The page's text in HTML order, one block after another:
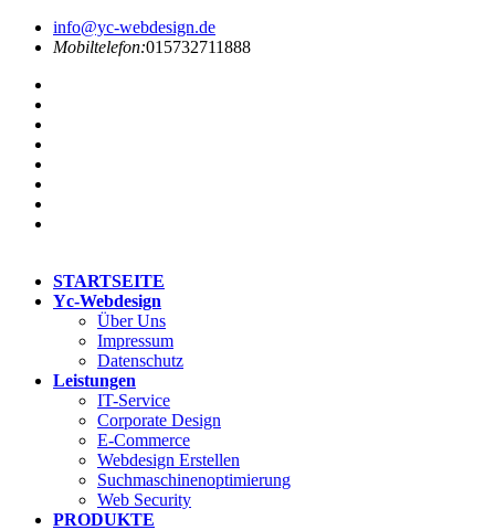
info@yc-webdesign.de
Mobiltelefon:015732711888
STARTSEITE
Yc-Webdesign
Über Uns
Impressum
Datenschutz
Leistungen
IT-Service
Corporate Design
E-Commerce
Webdesign Erstellen
Suchmaschinenoptimierung
Web Security
PRODUKTE